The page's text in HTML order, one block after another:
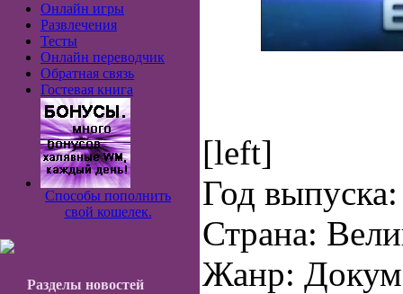
Онлайн игры
Развлечения
Тесты
Онлайн переводчик
Обратная связь
Гостевая книга
Способы пополнить
свой кошелек.
Разделы новостей
[left]
Год
Страна:
Жанр: